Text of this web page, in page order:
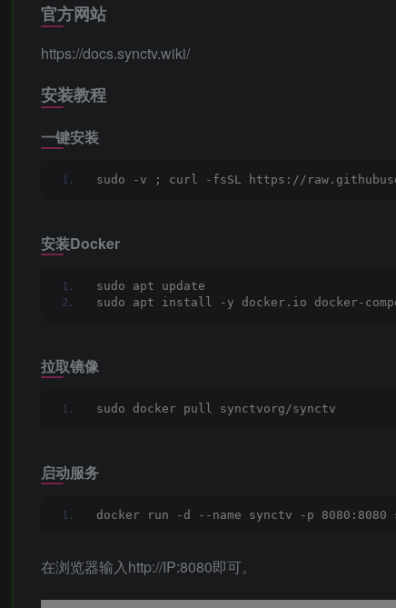
官方网站
https://docs.synctv.wiki/
安装教程
一键安装
sudo -v ; curl -fsSL https://
安装Docker
sudo apt update
sudo apt install -y docker.io docker-
拉取镜像
sudo docker pull synctvorg/synctv
启动服务
docker run -d --name synctv -p 8080:8080
在浏览器输入http://IP:8080即可。